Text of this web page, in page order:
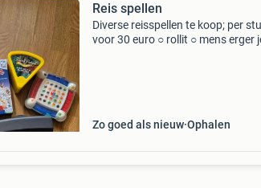
Reis spellen
Diverse reisspellen te koop; per
voor 30 euro ○ rollit ○ mens erger
Zo goed als nieuw Ophalen